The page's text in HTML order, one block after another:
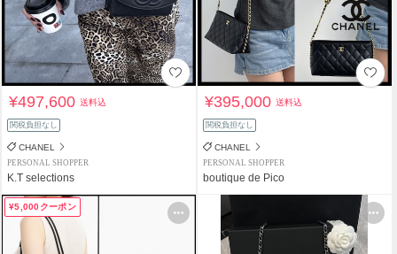
¥497,600送料込
関税負担なし
CHANEL
PERSONAL SHOPPER
K.T selections
¥395,000送料込
関税負担なし
CHANEL
PERSONAL SHOPPER
boutique de Pico
¥5,000クーポン